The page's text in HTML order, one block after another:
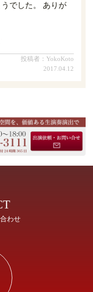
でした。 ありが
投稿者：YokoKoto
2017.04.12
わせ